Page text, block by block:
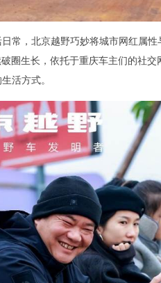
常，北京越野巧妙将城市网红属
圈生长，依托于重庆车主们的社
活方式。